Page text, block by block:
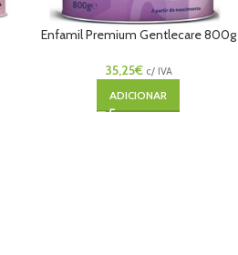
Enfamil Premium Gentlecare 800g
35,25€ c/ IVA
ADICIONAR